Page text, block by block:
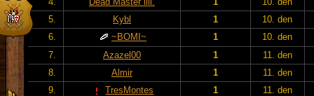
5.
Kybl 1 10. den
6.
~BOMI~ 1 10. den
7.
Azazel00 1 11. den
8.
Almir 1 11. den
9.
TresMontes 1 11. den